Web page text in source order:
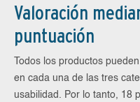
Valoración
puntuación
Todos los productos
en cada una de las tres
usabilidad. Por lo tanto, 18